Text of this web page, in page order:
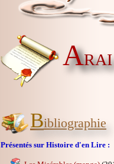
ARAI
Bibliographie
Présentés sur Histoire d'en Lire :